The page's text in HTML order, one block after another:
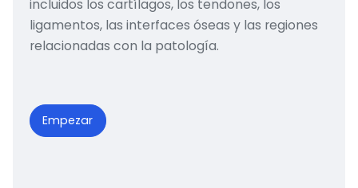
incluidos los cartílagos, los tendones, los
ligamentos, las interfaces óseas y las regiones
relacionadas con la patología.
Empezar